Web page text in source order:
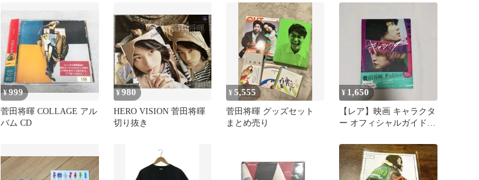
¥999
菅田将暉 COLLAGE アル
バム CD
¥980
HERO VISION 菅田将暉
切り抜き
¥5,555
菅田将暉 グッズセット
まとめ売り
¥ 1,650
【レア】映画 キャラクタ
ー オフィシャルガイドブ